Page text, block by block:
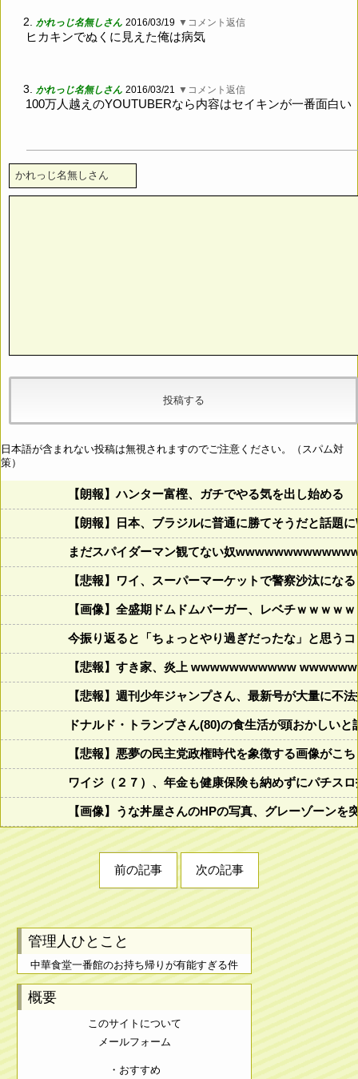
2. かれっじ名無しさん 2016/03/19 ▼コメント返信
ヒカキンでぬくに見えた俺は病気
3. かれっじ名無しさん 2016/03/21 ▼コメント返信
100万人越えのYOUTUBERなら内容はセイキンが一番面白い
日本語が含まれない投稿は無視されますのでご注意ください。（スパム対
策）
【朗報】ハンター富樫、ガチでやる気を出し始める
【朗報】日本、ブラジルに普通に勝てそうだと話題
まだスパイダーマン観てない奴
【悲報】ワイ、スーパーマーケットで警察沙汰にな
【画像】全盛期ドムドムバーガー、レベチｗｗｗｗ
今振り返ると「ちょっとやり過ぎだったな」と思う
【悲報】すき家、炎上 wwwwwwwwwww
【悲報】週刊少年ジャンプさん、最新号が大量に不
ドナルド・トランプさん(80)の食生活が頭おかしい
【悲報】悪夢の民主党政権時代を象徴する画像がこ
ワイジ（２７）、年金も健康保険も納めずにパチス
【画像】うな丼屋さんのHPの写真、グレーゾーンを
前の記事 次の記事
管理人ひとこと
中華食堂一番館のお持ち帰りが有能すぎる件
概要
このサイトについて
メールフォーム
・おすすめ